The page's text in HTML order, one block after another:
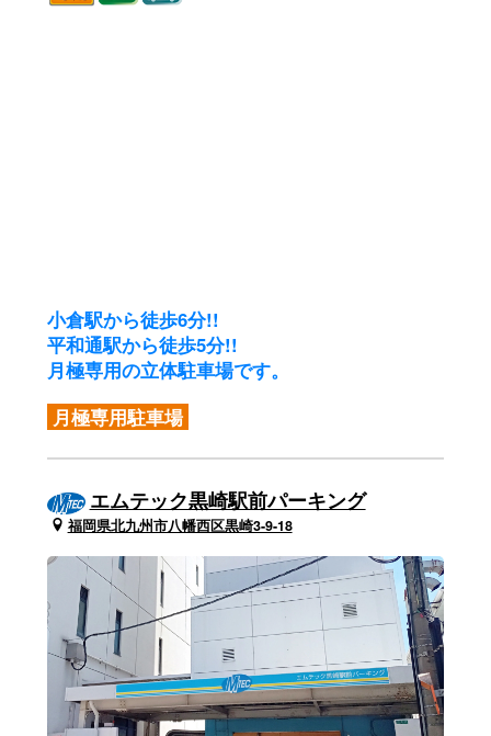
小倉駅から徒歩6分!!
平和通駅から徒歩5分!!
月極専用の立体駐車場です。
月極専用駐車場
エムテック黒崎駅前パーキング
福岡県北九州市八幡西区黒崎3-9-18